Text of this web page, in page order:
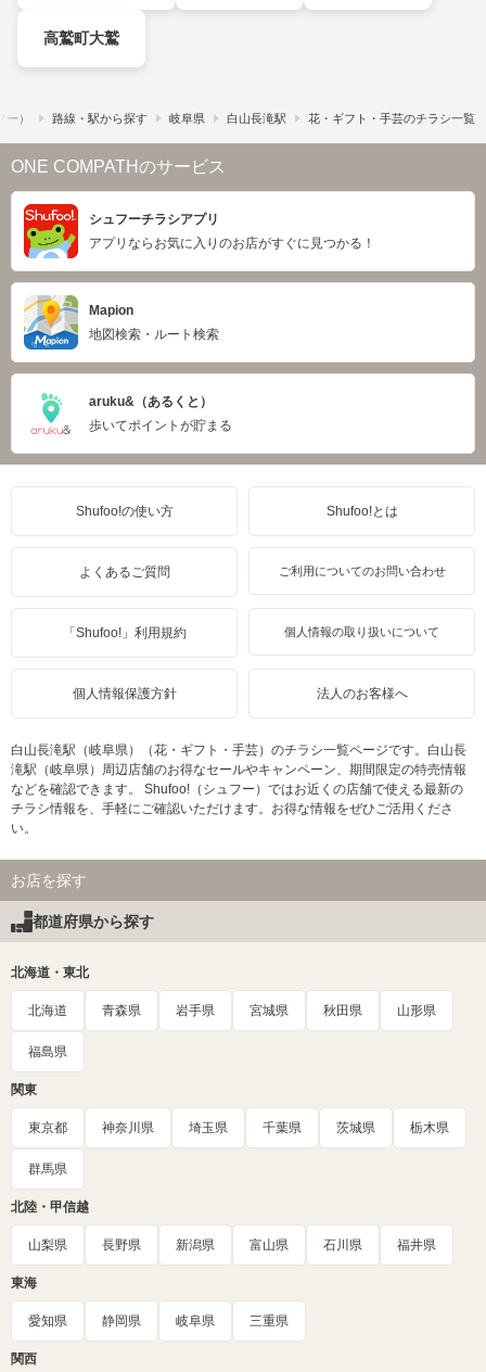
高鷲町大鷲
） 路線・駅から探す 岐阜県 白山長滝駅 花・ギフト・手芸のチラシ一覧
ONE COMPATHのサービス
シュフーチラシアプリ
アプリならお気に入りのお店がすぐに見つかる！
Mapion
地図検索・ルート検索
aruku&（あるくと）
歩いてポイントが貯まる
Shufoo!の使い方 Shufoo!とは
よくあるご質問 ご利用についてのお問い合わせ
「Shufoo!」利用規約 個人情報の取り扱いについて
個人情報保護方針 法人のお客様へ
白山長滝駅（岐阜県）（花・ギフト・手芸）のチラシ一覧ページです。白山長
滝駅（岐阜県）周辺店舗のお得なセールやキャンペーン、期間限定の特売情報
などを確認できます。 Shufoo!（シュフー）ではお近くの店舗で使える最新の
チラシ情報を、手軽にご確認いただけます。お得な情報をぜひご活用くださ
い。
お店を探す
都道府県から探す
北海道・東北
北海道 青森県 岩手県 宮城県 秋田県 山形県
福島県
関東
東京都 神奈川県 埼玉県 千葉県 茨城県 栃木県
群馬県
北陸・甲信越
山梨県 長野県 新潟県 富山県 石川県 福井県
東海
愛知県 静岡県 岐阜県 三重県
関西